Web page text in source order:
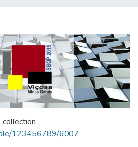
collection
123456789/6007